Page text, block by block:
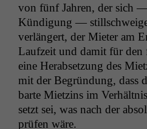
von fünf Jahren, der sich
Kündi­gung —
ver­längert, der Mieter am
Laufzeit und damit für den
eine Her­ab­set­zung des
mit der Begrün­dung, dass
barte Miet­zins im
set­zt sei, was nach der
prüfen wäre.